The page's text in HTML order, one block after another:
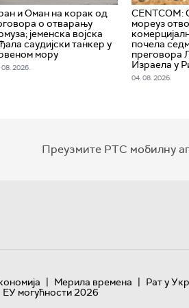
и Оман на корак од
о отварању
jеменска војска
саудијски танкер у
мору
08. 2026.
CENTCOM:
мореуз
почела
преговора
Израела у
04. 08. 2026.
Преузмите РТС мобилну
| Мерила времена | Рат у
ЕУ могућности 2026